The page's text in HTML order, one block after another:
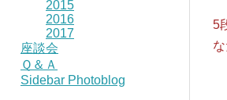
2015
2016
2017
座談会
Ｑ＆Ａ
Sidebar Photoblog
5